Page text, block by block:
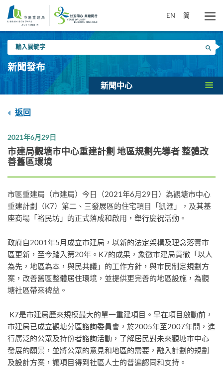
要
EN 简
入
關
鍵
搜尋
新聞發布
新聞中心
返回
2021年6月29日
市建局觀塘市中心重建計劃 地區規劃先導者 整體改
善舊區環境
市區重建局（市建局）今日（2021年6月29日）為觀塘市中心
重建計劃（K7）第二、三發展區的住宅項目「凱滙」，及其基
座商場「裕民坊」的正式落成和啟用，舉行慶祝活動。
政府自2001年5月成立市建局，以新的法定架構及理念落實市
區更新，至今踏入第20年。K7的成果，象徵市建局貫徹「以人
為先，地區為本，與民共議」的工作方針，與市民制定規劃方
案，改善舊區整體居住環境，並提供更完善的地區設施，為觀
塘社區帶來裨益。
K7是市建局歷來規模最大的單一重建項目。早在項目啟動前，
市建局已成立觀塘分區諮詢委員會，於2005年至2007年間，進
行廣泛的公眾及持份者諮詢活動，了解居民對未來觀塘市中心
發展的願景，並將公眾的意見和地區的需要，融入計劃的規劃
及設計方案，讓項目得到社區人士的普遍認同和支持。